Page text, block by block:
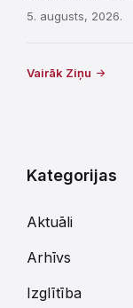
5. augusts, 2026.
Vairāk Ziņu
Kategorijas
Aktuāli
Arhīvs
Izglītība